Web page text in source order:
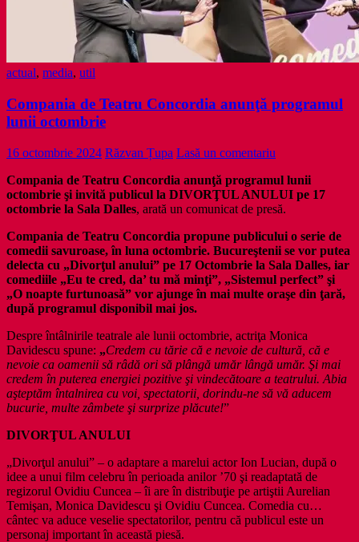
actual, media, util
Compania de Teatru Concordia anunţă programul
lunii octombrie
16 octombrie 2024 Răzvan Țupa Lasă un comentariu
Compania de Teatru Concordia anunţă programul lunii
octombrie şi invită publicul la DIVORŢUL ANULUI pe 17
octombrie la Sala Dalles, arată un comunicat de presă.
Compania de Teatru Concordia propune publicului o serie de
comedii savuroase, în luna octombrie. Bucureştenii se vor putea
delecta cu „Divorţul anului” pe 17 Octombrie la Sala Dalles, iar
comediile „Eu te cred, da’ tu mă minţi”, „Sistemul perfect” şi
„O noapte furtunoasă” vor ajunge în mai multe oraşe din ţară,
după programul disponibil mai jos.
Despre întâlnirile teatrale ale lunii octombrie, actriţa Monica
Davidescu spune: „Credem cu tărie că e nevoie de cultură, că e
nevoie ca oamenii să râdă ori să plângă umăr lângă umăr. Şi mai
credem în puterea energiei pozitive şi vindecătoare a teatrului. Abia
aşteptăm întalnirea cu voi, spectatorii, dorindu-ne să vă aducem
bucurie, multe zâmbete şi surprize plăcute!”
DIVORŢUL ANULUI
„Divorţul anului” – o adaptare a marelui actor Ion Lucian, după o
idee a unui film celebru în perioada anilor ’70 şi readaptată de
regizorul Ovidiu Cuncea – îi are în distribuţie pe artiştii Aurelian
Temişan, Monica Davidescu şi Ovidiu Cuncea. Comedia cu…
cântec va aduce veselie spectatorilor, pentru că publicul este un
personaj important în această piesă.